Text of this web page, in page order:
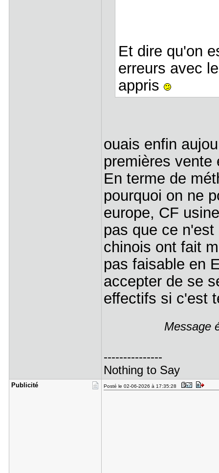
Et dire qu'on
erreurs avec
appris
ouais enfin
premières
En terme de
pourquoi on ne
europe, CF
pas que ce
chinois ont fait
pas faisable en
accepter de se
effectifs si c'est
Message
---------------
Nothing to Say
Publicité Posté le 02-06-2026 à 17:35:28